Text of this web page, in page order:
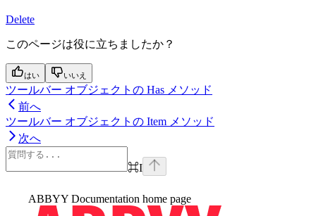
Delete
このページは役に立ちましたか？
はい いいえ
ツールバー オブジェクトの Has メソッド
前へ
ツールバー オブジェクトの Item メソッド
次へ
⌘I
ABBYY Documentation home page